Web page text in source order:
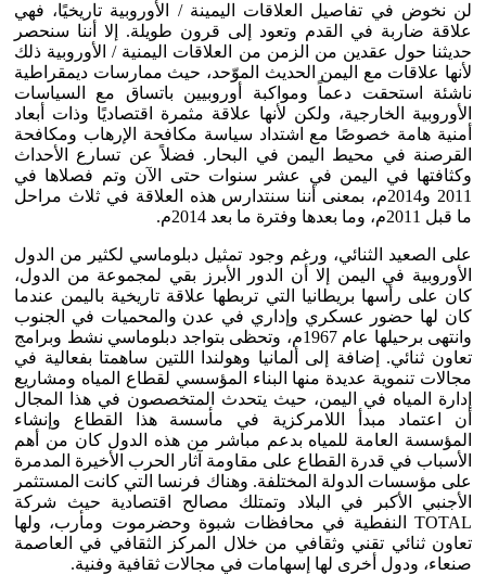
لن نخوض في تفاصيل العلاقات اليمينة / الأوروبية تاريخيًا، فهي
علاقة ضاربة في القدم وتعود إلى قرون طويلة. إلا أننا سنحصر
حديثنا حول عقدين من الزمن من العلاقات اليمنية / الأوروبية ذلك
لأنها علاقات مع اليمن الحديث الموّحد، حيث ممارسات ديمقراطية
ناشئة استحقت دعماً ومواكبة أوروبيين باتساق مع السياسات
الأوروبية الخارجية، ولكن لأنها علاقة مثمرة اقتصاديًا وذات أبعاد
أمنية هامة خصوصًا مع اشتداد سياسة مكافحة الإرهاب ومكافحة
القرصنة في محيط اليمن في البحار. فضلاً عن تسارع الأحداث
وكثافتها في اليمن في عشر سنوات حتى الآن وتم فصلاها في
2011 و2014م، بمعنى أننا سنتدارس هذه العلاقة في ثلاث مراحل
ما قبل 2011م، وما بعدها وفترة ما بعد 2014م.
على الصعيد الثنائي، ورغم وجود تمثيل دبلوماسي لكثير من الدول
الأوروبية في اليمن إلا أن الدور الأبرز بقي لمجموعة من الدول،
كان على رأسها بريطانيا التي تربطها علاقة تاريخية باليمن عندما
كان لها حضور عسكري وإداري في عدن والمحميات في الجنوب
وانتهى برحيلها عام 1967م، وتحظى بتواجد دبلوماسي نشط وبرامج
تعاون ثنائي. إضافة إلى ألمانيا وهولندا اللتين ساهمتا بفعالية في
مجالات تنموية عديدة منها البناء المؤسسي لقطاع المياه ومشاريع
إدارة المياه في اليمن، حيث يتحدث المتخصصون في هذا المجال
أن اعتماد مبدأ اللامركزية في مأسسة هذا القطاع وإنشاء
المؤسسة العامة للمياه بدعم مباشر من هذه الدول كان من أهم
الأسباب في قدرة القطاع على مقاومة آثار الحرب الأخيرة المدمرة
على مؤسسات الدولة المختلفة. وهناك فرنسا التي كانت المستثمر
الأجنبي الأكبر في البلاد وتمتلك مصالح اقتصادية حيث شركة
TOTAL النفطية في محافظات شبوة وحضرموت ومأرب، ولها
تعاون ثنائي تقني وثقافي من خلال المركز الثقافي في العاصمة
صنعاء، ودول أخرى لها إسهامات في مجالات ثقافية وفنية.